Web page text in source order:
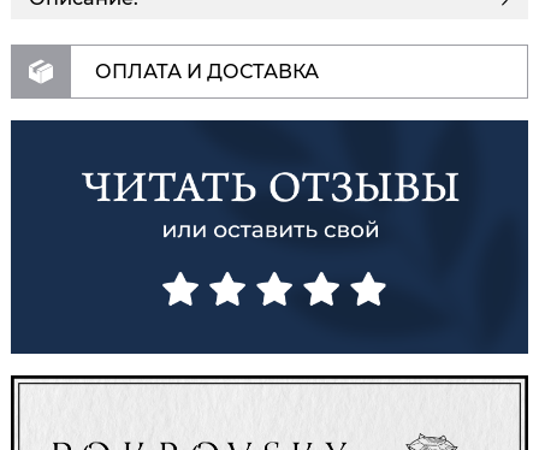
ОПЛАТА И ДОСТАВКА